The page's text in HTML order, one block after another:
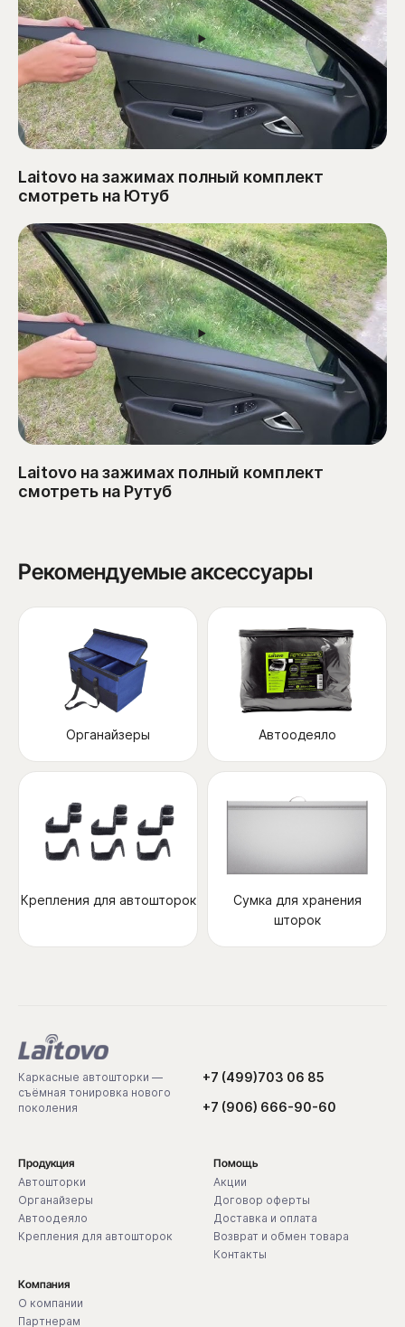
Laitovo на зажимах полный комплект
смотреть на Ютуб
Laitovo на зажимах полный комплект
смотреть на Рутуб
Рекомендуемые аксессуары
Органайзеры Автоодеяло
Крепления для автошторок
Сумка для хранения
шторок
Каркасные автошторки —
съёмная тонировка нового
поколения
+7 (499)703 06 85
+7 (906) 666-90-60
Продукция
Автошторки
Органайзеры
Автоодеяло
Крепления для автошторок
Компания
О компании
Партнерам
Помощь
Акции
Договор оферты
Доставка и оплата
Возврат и обмен товара
Контакты